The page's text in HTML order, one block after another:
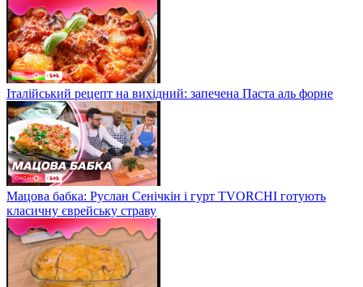
Італійський рецепт на вихідний: запечена Паста аль форне
Мацова бабка: Руслан Сенічкін і гурт TVORCHI готують
класичну єврейську страву